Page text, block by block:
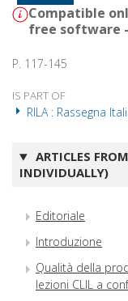
Compatible
free software
P. 117-145
IS PART OF
RILA : Rassegna
ARTICLES
INDIVIDUALLY)
Editoriale
Introduzione
Qualità della
lezioni CLIL a